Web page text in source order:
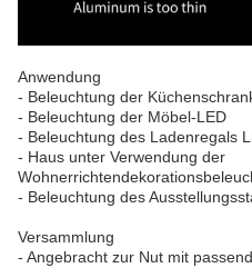
Anwendung
- Beleuchtung der
- Beleuchtung der Möbel-LED
- Beleuchtung des Ladenregals
- Haus unter Verwendung der
- Beleuchtung des
Versammlung
- Angebracht zur Nut mit